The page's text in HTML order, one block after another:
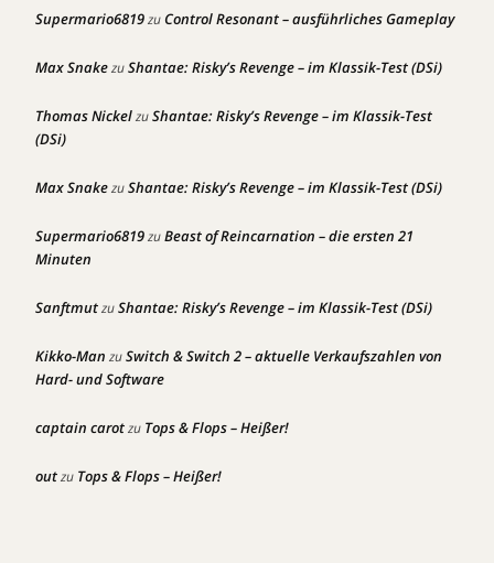
Supermario6819zuControl Resonant – ausführliches Gameplay
Max SnakezuShantae: Risky’s Revenge – im Klassik-Test (DSi)
Thomas NickelzuShantae: Risky’s Revenge – im Klassik-Test
(DSi)
Max SnakezuShantae: Risky’s Revenge – im Klassik-Test (DSi)
Supermario6819zuBeast of Reincarnation – die ersten 21
Minuten
SanftmutzuShantae: Risky’s Revenge – im Klassik-Test (DSi)
Kikko-Man zuSwitch & Switch 2 – aktuelle Verkaufszahlen von
Hard- und Software
captain carotzu Tops & Flops – Heißer!
outzu Tops & Flops – Heißer!